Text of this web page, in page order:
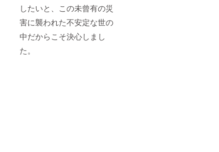
したいと、この未曾有の災
害に襲われた不安定な世の
中だからこそ決心しまし
た。